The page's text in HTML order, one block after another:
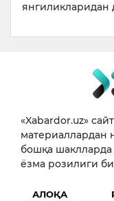
янгиликларидан
«Xabardor.uz»
материаллардан
бошқа
ёзма розилиги
АЛОҚА